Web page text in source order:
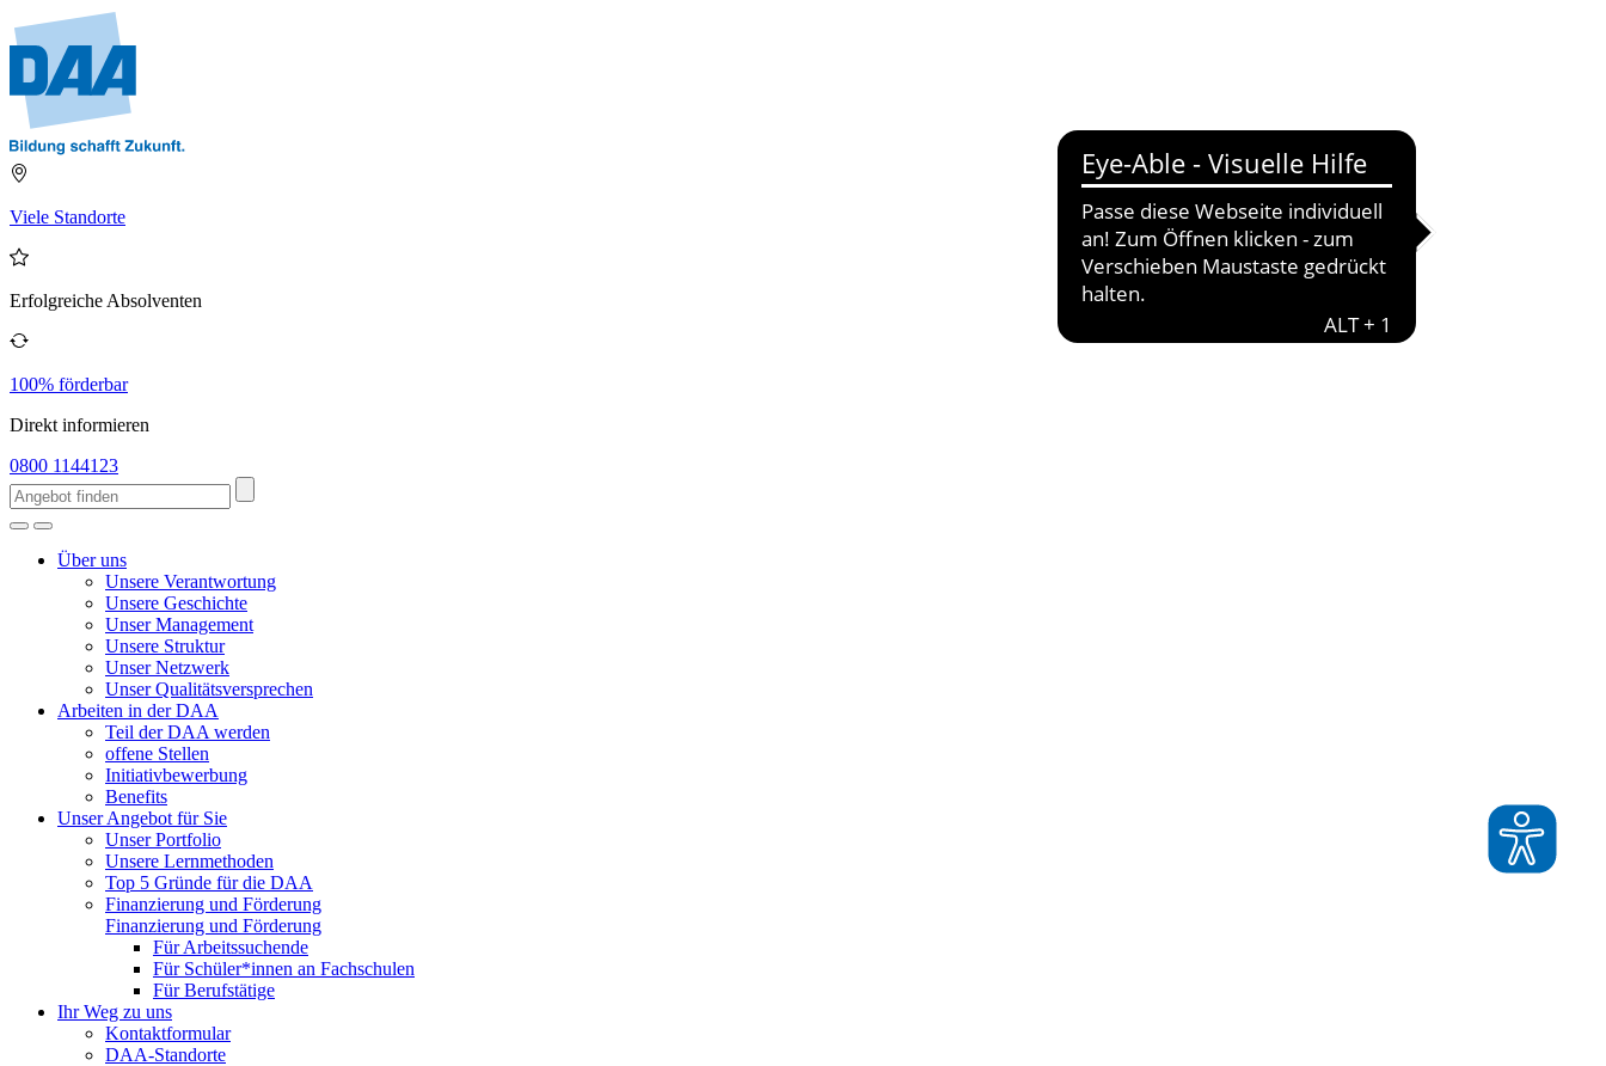
Viele Standorte
Erfolgreiche Absolventen
100% förderbar
Direkt informieren
0800 1144123
Über uns
Unsere Verantwortung
Unsere Geschichte
Unser Management
Unsere Struktur
Unser Netzwerk
Unser Qualitätsversprechen
Arbeiten in der DAA
Teil der DAA werden
offene Stellen
Initiativbewerbung
Benefits
Unser Angebot für Sie
Unser Portfolio
Unsere Lernmethoden
Top 5 Gründe für die DAA
Finanzierung und Förderung
Finanzierung und Förderung
Für Arbeitssuchende
Für Schüler*innen an Fachschulen
Für Berufstätige
Ihr Weg zu uns
Kontaktformular
DAA-Standorte